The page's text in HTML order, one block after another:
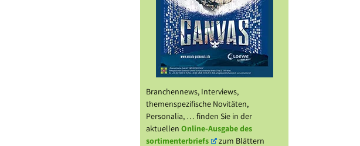
Branchennews, Interviews,
themenspezifische Novitäten,
Personalia, … finden Sie in der
aktuellen Online-Ausgabe des
sortimenterbriefs
zum Blättern